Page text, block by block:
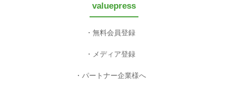
valuepress
無料会員登録
メディア登録
パートナー企業様へ